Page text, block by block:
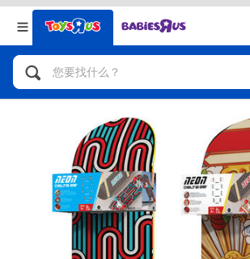
返回
分类目录
人气英雄，角色扮演，射击玩具
自行车，滑板车，骑乘车
拼砌组合及乐高LEGO
玩具车，货车，火车及遥控系列
返回
品牌